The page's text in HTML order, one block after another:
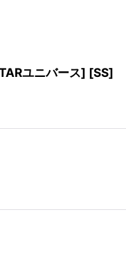
ユニバース] [SS]